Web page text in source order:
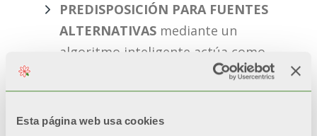
Esta página web usa cookies
PREDISPOSICIÓN PARA FUENTES
ALTERNATIVAS ​ mediante un
algoritmo inteligente actúa como
unidad principal de control para
gestionar fuentes alternativas